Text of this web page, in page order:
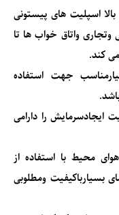
اسپلیت های پیستونی
واتاق خواب ها تا
جهت استفاده
قابلیت ایجادسرمایش را دارامی
محیط با استفاده از
بسیارباکیفیت ومطلوبی